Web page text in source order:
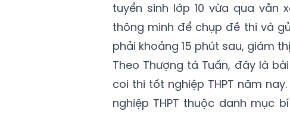
tuyển sinh lớp 10 vừa qua vẫn
thông minh để chụp đề thi và
phải khoảng 15 phút sau, giám
Theo Thượng tá Tuấn, đây là
coi thi tốt nghiệp THPT năm
nghiệp THPT thuộc danh mục